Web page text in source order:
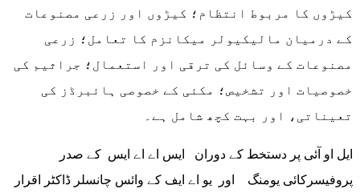
کیڑوں کا مربوط انتظام؛ کیڑوں اور زرعی مصنوعات
کے درمیان مالیکیولر میکانزم کا تعامل؛ زرعی
مصنوعات کے وسائل کی ترقی اور استعمال؛ جراثیم کی
خصوصیات اور تشخیص؛ مکئی کے خصوصی ہائبرڈز کی
تعیناتی، اور بہت کچھ شامل ہے۔
ایل او آئی پر دستخط کے دوران ایس اے اے ایس کے صدر
پروفیسرکائی یومنگ اور یو اے ایف کے وائس چانسلر ڈاکٹر اقرار